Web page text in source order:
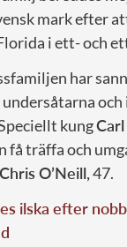
mark efter
i ett- och
har
undersåtarna
kung
få träffa och
Chris O’Neill,47.
ilska efter